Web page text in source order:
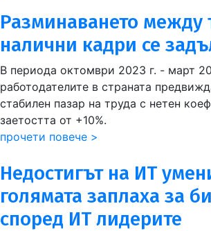
Разминаването между
налични кадри се
В периода октомври 2023 г. - март
работодателите в страната
стабилен пазар на труда с нетен
заетостта от +10%.
прочети повече >
Недостигът на ИТ
голямата заплаха за
според ИТ лидерите